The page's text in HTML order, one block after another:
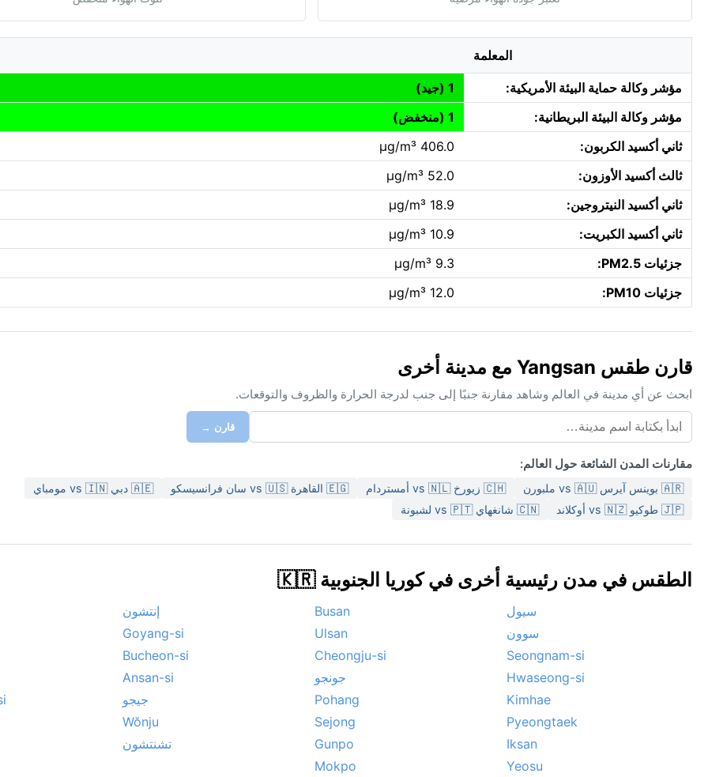
المعلمة
مؤشر وكالة حماية البيئة الأمريكية:
1 (جيد)
مؤشر وكالة البيئة البريطانية:
1 (منخفض)
ثاني أكسيد الكربون:
406.0 µg/m³
ثالث أكسيد الأوزون:
52.0 µg/m³
ثاني أكسيد النيتروجين:
18.9 µg/m³
ثاني أكسيد الكبريت:
10.9 µg/m³
جزئيات PM2.5:
9.3 µg/m³
جزئيات PM10:
12.0 µg/m³
قارن طقس Yangsan مع مدينة أخرى
ابحث عن أي مدينة في العالم وشاهد مقارنة جنبًا إلى جنب لدرجة الحرارة والظروف والتوقعات.
قارن →
مقارنات المدن الشائعة حول العالم:
🇦🇷 بوينس آيرس vs 🇦🇺 ملبورن 🇨🇭 زيورخ vs 🇳🇱 أمستردام 🇪🇬 القاهرة vs 🇺🇸 سان فرانسيسكو
🇦🇪 دبي vs 🇮🇳 مومباي
🇯🇵 طوكيو vs 🇳🇿 أوكلاند
🇨🇳 شانغهاي vs 🇵🇹 لشبونة
الطقس في مدن رئيسية أخرى في كوريا الجنوبية 🇰🇷
سيول Busan إنتشون
سوون
Ulsan
Goyang-si
Seongnam-si
Cheongju-si
Bucheon-si
Hwaseong-si
جونجو Ansan-si
Kimhae
Pohang جيجو
Pyeongtaek
Sejong
Wŏnju
Iksan
Gunpo تشنتشون
Yeosu
Mokpo